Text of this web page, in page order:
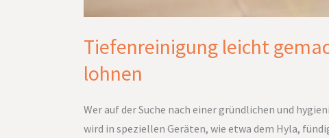
Tiefenreinigung leicht
lohnen
Wer auf der Suche nach einer gründlichen und
wird in speziellen Geräten, wie etwa dem Hyla,